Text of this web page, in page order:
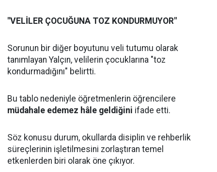
"VELİLER ÇOCUĞUNA TOZ KONDURMUYOR"
Sorunun bir diğer boyutunu veli tutumu olarak
tanımlayan Yalçın, velilerin çocuklarına "toz
kondurmadığını" belirtti.
Bu tablo nedeniyle öğretmenlerin öğrencilere
müdahale edemez hâle geldiğini ifade etti.
Söz konusu durum, okullarda disiplin ve rehberlik
süreçlerinin işletilmesini zorlaştıran temel
etkenlerden biri olarak öne çıkıyor.